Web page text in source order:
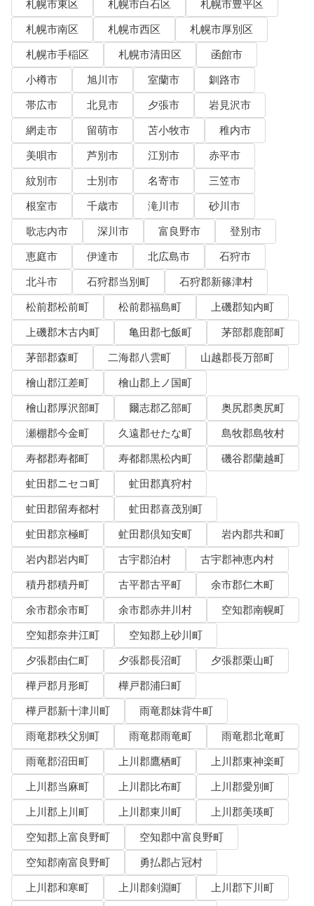
札幌市東区 札幌市白石区
札幌市豊平区
札幌市南区
札幌市西区
札幌市厚別区
札幌市手稲区
札幌市清田区
函館市
小樽市
旭川市 室蘭市
釧路市
帯広市
北見市 夕張市
岩見沢市
網走市
留萌市 苫小牧市
稚内市
美唄市
芦別市 江別市
赤平市
紋別市
士別市 名寄市
三笠市
根室市
千歳市 滝川市
砂川市
歌志内市
深川市 富良野市
登別市
恵庭市
伊達市 北広島市
石狩市
北斗市
石狩郡当別町
石狩郡新篠津村
松前郡松前町
松前郡福島町
上磯郡知内町
上磯郡木古内町
亀田郡七飯町
茅部郡鹿部町
茅部郡森町
二海郡八雲町
山越郡長万部町
檜山郡江差町
檜山郡上ノ国町
檜山郡厚沢部町
爾志郡乙部町
奥尻郡奥尻町
瀬棚郡今金町
久遠郡せたな町
島牧郡島牧村
寿都郡寿都町
寿都郡黒松内町
磯谷郡蘭越町
虻田郡ニセコ町
虻田郡真狩村
虻田郡留寿都村
虻田郡喜茂別町
虻田郡京極町
虻田郡倶知安町
岩内郡共和町
岩内郡岩内町
古宇郡泊村
古宇郡神恵内村
積丹郡積丹町
古平郡古平町
余市郡仁木町
余市郡余市町
余市郡赤井川村
空知郡南幌町
空知郡奈井江町
空知郡上砂川町
夕張郡由仁町
夕張郡長沼町
夕張郡栗山町
樺戸郡月形町
樺戸郡浦臼町
樺戸郡新十津川町
雨竜郡妹背牛町
雨竜郡秩父別町
雨竜郡雨竜町
雨竜郡北竜町
雨竜郡沼田町
上川郡鷹栖町
上川郡東神楽町
上川郡当麻町
上川郡比布町
上川郡愛別町
上川郡上川町
上川郡東川町
上川郡美瑛町
空知郡上富良野町
空知郡中富良野町
空知郡南富良野町
勇払郡占冠村
上川郡和寒町
上川郡剣淵町
上川郡下川町